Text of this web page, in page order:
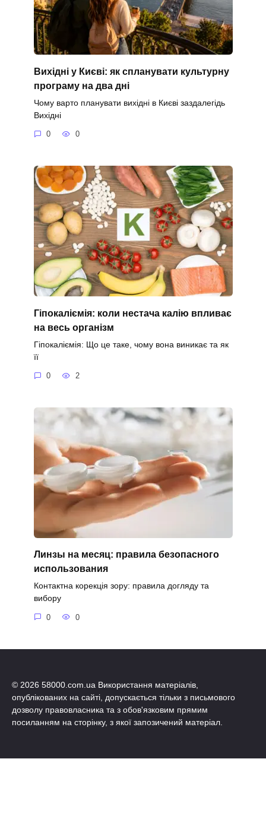
Вихідні у Києві: як спланувати культурну
програму на два дні
Чому варто планувати вихідні в Києві заздалегідь
Вихідні
0 0
Гіпокаліємія: коли нестача калію впливає
на весь організм
Гіпокаліємія: Що це таке, чому вона виникає та як
її
0 2
Линзы на месяц: правила безопасного
использования
Контактна корекція зору: правила догляду та
вибору
0 0
© 2026 58000.com.ua Використання матеріалів,
опублікованих на сайті, допускається тільки з письмового
дозволу правовласника та з обов'язковим прямим
посиланням на сторінку, з якої запозичений матеріал.